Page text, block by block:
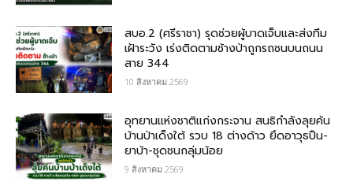
สบอ.2 (ศรีราชา) รุดช่วยผู้บาดเจ็บและส่งทีม
เฝ้าระวัง เร่งติดตามช้างป่าถูกรถชนบนถนน
สาย 344
10 สิงหาคม 2569
อุทยานแห่งชาติแก่งกระจาน สนธิกำลังลุยค้น
บ้านป่าเด็งใต้ รวบ 18 ต่างด้าว ยึดอาวุธปืน-
ยาบ้า-ชุดชนกลุ่มน้อย
9 สิงหาคม 2569